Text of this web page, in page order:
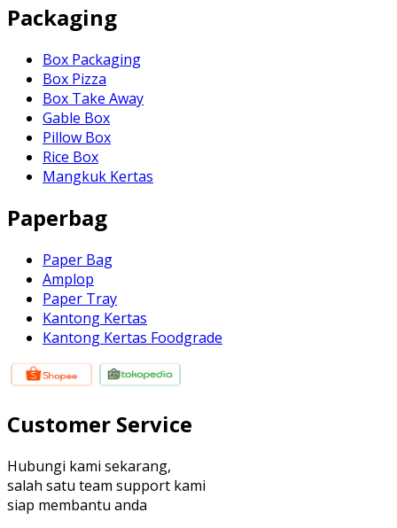
Packaging
Box Packaging
Box Pizza
Box Take Away
Gable Box
Pillow Box
Rice Box
Mangkuk Kertas
Paperbag
Paper Bag
Amplop
Paper Tray
Kantong Kertas
Kantong Kertas Foodgrade
Customer Service
Hubungi kami sekarang,
salah satu team support kami
siap membantu anda